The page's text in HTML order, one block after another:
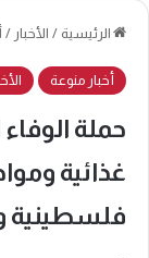
الرئيسية / الأخبار /
أخبار منوعة
حملة
فلسطينية